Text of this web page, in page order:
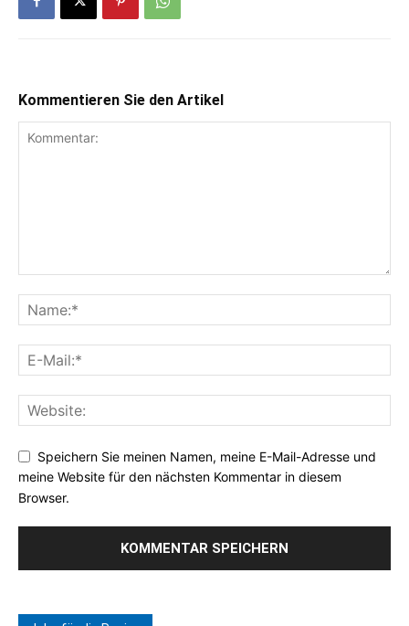
Kommentieren Sie den Artikel
Speichern Sie meinen Namen, meine E-Mail-Adresse und
meine Website für den nächsten Kommentar in diesem
Browser.